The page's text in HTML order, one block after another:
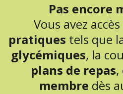
Pas encore
Vous avez
pratiques tels que
glycémiques, la
plans de repas,
membre dès